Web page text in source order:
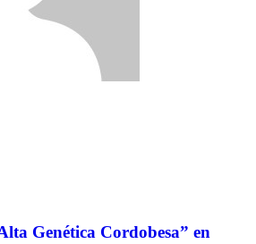
Genética Cordobesa” en